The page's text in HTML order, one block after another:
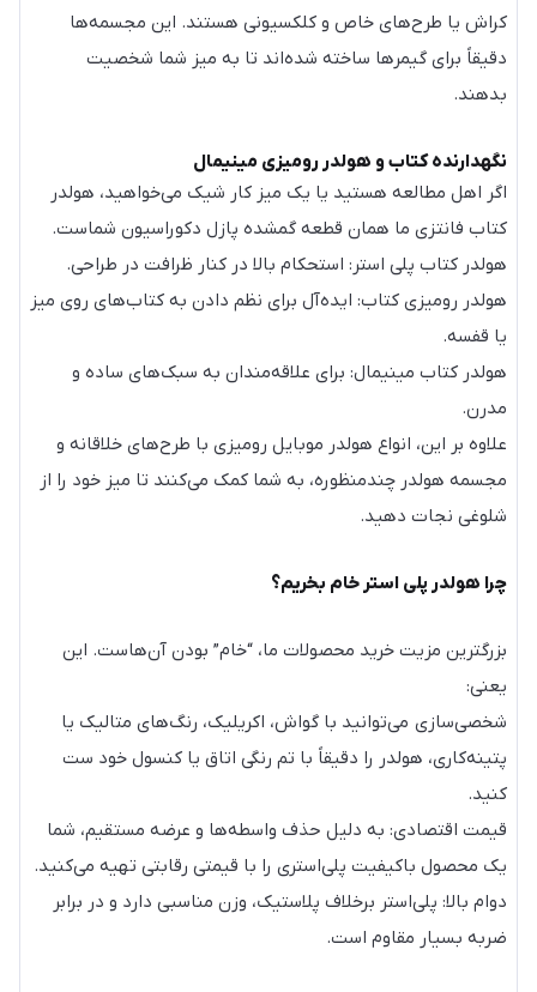
کراش یا طرح‌های خاص و کلکسیونی هستند. این مجسمه‌ها
دقیقاً برای گیمرها ساخته شده‌اند تا به میز شما شخصیت
بدهند.
نگهدارنده کتاب و هولدر رومیزی مینیمال
اگر اهل مطالعه هستید یا یک میز کار شیک می‌خواهید، هولدر
کتاب فانتزی ما همان قطعه گمشده پازل دکوراسیون شماست.
هولدر کتاب پلی استر: استحکام بالا در کنار ظرافت در طراحی.
هولدر رومیزی کتاب: ایده‌آل برای نظم دادن به کتاب‌های روی میز
یا قفسه.
هولدر کتاب مینیمال: برای علاقه‌مندان به سبک‌های ساده و
مدرن.
علاوه بر این، انواع هولدر موبایل رومیزی با طرح‌های خلاقانه و
مجسمه هولدر چندمنظوره، به شما کمک می‌کنند تا میز خود را از
شلوغی نجات دهید.
چرا هولدر پلی استر خام بخریم؟
بزرگترین مزیت خرید محصولات ما، “خام” بودن آن‌هاست. این
یعنی:
شخصی‌سازی می‌توانید با گواش، اکریلیک، رنگ‌های متالیک یا
پتینه‌کاری، هولدر را دقیقاً با تم رنگی اتاق یا کنسول خود ست
کنید.
قیمت اقتصادی: به دلیل حذف واسطه‌ها و عرضه مستقیم، شما
یک محصول باکیفیت پلی‌استری را با قیمتی رقابتی تهیه می‌کنید.
دوام بالا: پلی‌استر برخلاف پلاستیک، وزن مناسبی دارد و در برابر
ضربه بسیار مقاوم است.